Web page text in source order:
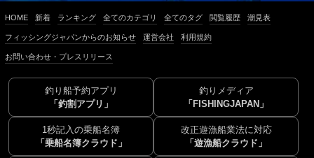
HOME 新着 ランキング 全てのカテゴリ 全てのタグ 閲覧履歴 潮見表
フィッシングジャパンからのお知らせ 運営会社 利用規約
お問い合わせ・プレスリリース
釣り船予約アプリ
「釣割アプリ」
釣りメディア
「FISHINGJAPAN」
1秒記入の乗船名簿
「乗船名簿クラウド」
改正遊漁船業法に対応
「遊漁船クラウド」